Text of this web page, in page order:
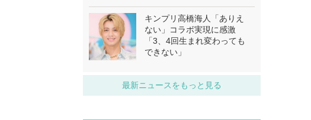
キンプリ高橋海人「ありえ
ない」コラボ実現に感激
「3、4回生まれ変わっても
できない」
最新ニュースをもっと見る